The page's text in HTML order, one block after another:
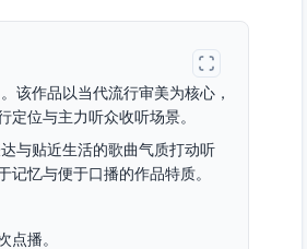
该作品以当代流行审美为核心，
位与主力听众收听场景。
与贴近生活的歌曲气质打动听
忆与便于口播的作品特质。
点播。